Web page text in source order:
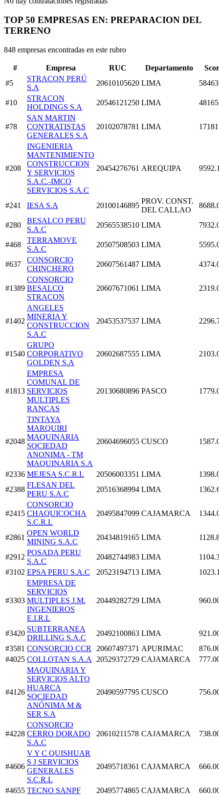
TOP 50 EMPRESAS EN: PREPARACION DEL
TERRENO
848 empresas encontradas en este rubro
# Empresa RUC Departamento
#5
STRACON PERÚ
S.A
20610105620 LIMA
#10
STRACON
HOLDINGS S.A
20546121250 LIMA
#78
SAN MARTIN
CONTRATISTAS
GENERALES S.A
20102078781 LIMA
#208
INGENIERIA
MANTENIMIENTO
CONSTRUCCION
Y SERVICIOS
S.A.C.-IMCO
SERVICIOS S.A.C
20454276761 AREQUIPA
#241 IESA S.A 20100146895
PROV. CONST.
DEL CALLAO
#280
BESALCO PERU
S.A.C
20565538510 LIMA
#468
TERRAMOVE
S.A.C
20507508503 LIMA
#637
CONSORCIO
CHINCHERO
20607561487 LIMA
#1389
CONSORCIO
BESALCO
STRACON
20607671061 LIMA
#1402
ANGELES
MINERIA Y
CONSTRUCCION
S.A.C
20453537537 LIMA
#1540
GRUPO
CORPORATIVO
GOLDEN S.A
20602687555 LIMA
#1813
EMPRESA
COMUNAL DE
SERVICIOS
MULTIPLES
RANCAS
20130680896 PASCO
#2048
TINTAYA
MARQUIRI
MAQUINARIA
SOCIEDAD
ANONIMA - TM
MAQUINARIA S.A
20604696055 CUSCO
#2336 MEJESA S.C.R.L 20506003351 LIMA
#2388
FLESAN DEL
PERU S.A.C
20516368994 LIMA
#2415
CONSORCIO
CHAQUICOCHA
S.C.R.L
20495847099 CAJAMARCA
#2861
OPEN WORLD
MINING S.A.C
20434819165 LIMA
#2912
POSADA PERU
S.A.C
20482744983 LIMA
#3102 EPSA PERU S.A.C 20523194713 LIMA
#3303
EMPRESA DE
SERVICIOS
MULTIPLES J.M.
INGENIEROS
E.I.R.L
20449282729 LIMA
#3420
SUBTERRANEA
DRILLING S.A.C
20492100863 LIMA
#3581 CONSORCIO CCR 20607497371 APURIMAC
#4025 COLLOTAN S.A.A 20529372729 CAJAMARCA
#4126
MAQUINARIA Y
SERVICIOS ALTO
HUARCA
SOCIEDAD
ANÓNIMA M &
SER S.A
20490597795 CUSCO
#4228
CONSORCIO
CERRO DORADO
S.A.C
20610211578 CAJAMARCA
#4606
V Y C QUISHUAR
S J SERVICIOS
GENERALES
S.C.R.L
20495718361 CAJAMARCA
#4655 TECNO SANPF 20495774865 CAJAMARCA